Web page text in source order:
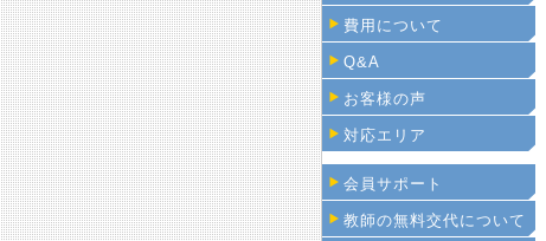
費用について
Q&A
お客様の声
対応エリア
会員サポート
教師の無料交代について